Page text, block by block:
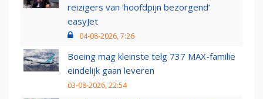
reizigers van ‘hoofdpijn bezorgend’
easyJet
04-08-2026, 7:26
Boeing mag kleinste telg 737 MAX-familie
eindelijk gaan leveren
03-08-2026, 22:54